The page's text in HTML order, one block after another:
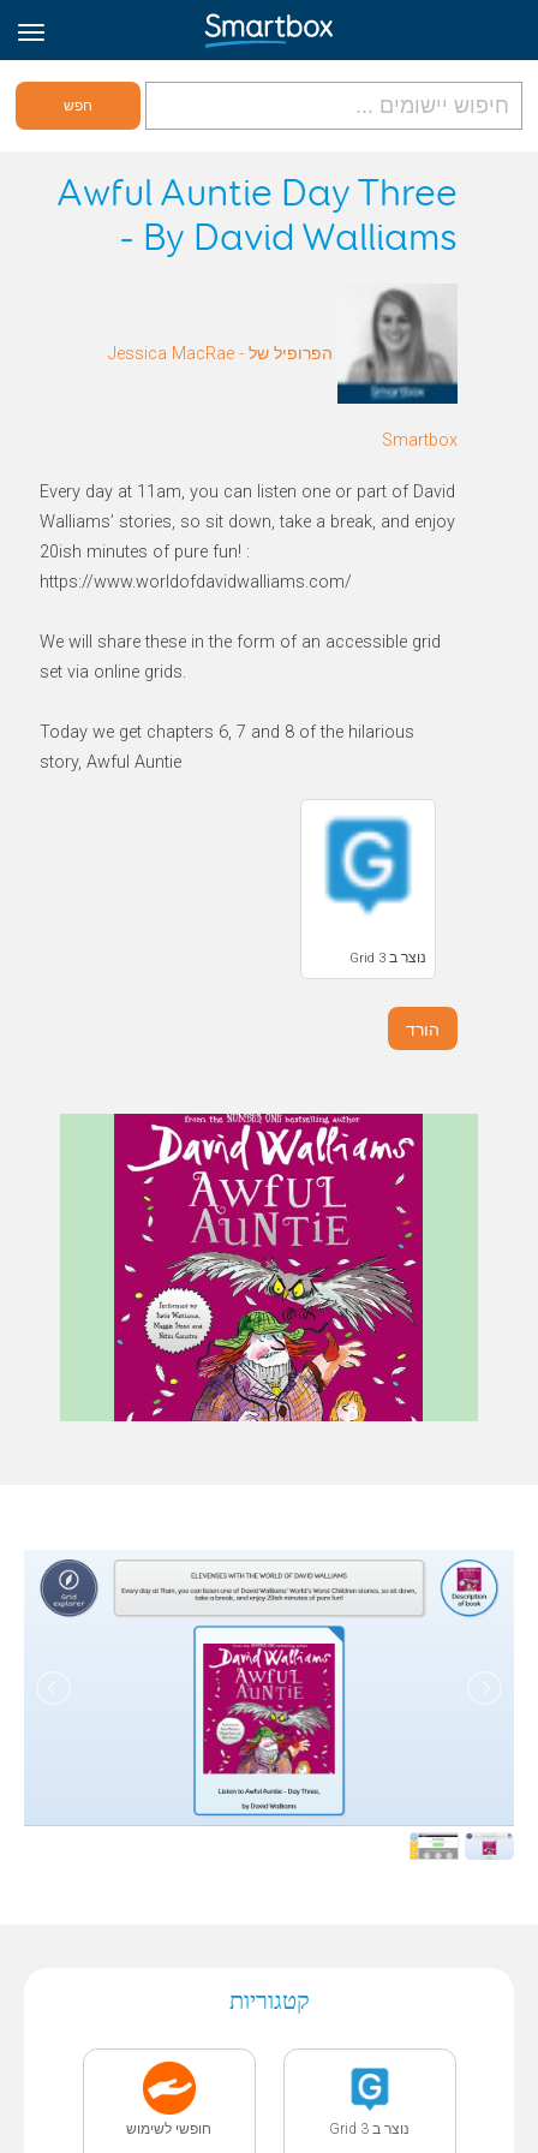
גריד אונליין
היכנס
Awful Auntie Day Three
- By David Walliams
הפרופיל של Jessica MacRae -
Smartbox
Every day at 11am, you can listen one or part of David
Walliams’ stories, so sit down, take a break, and enjoy
20ish minutes of pure fun! :
https://www.worldofdavidwalliams.com/
We will share these in the form of an accessible grid
set via online grids.
Today we get chapters 6, 7 and 8 of the hilarious
story, Awful Auntie
נוצר ב Grid 3
הורד
קטגוריות
נוצר ב Grid 3 חופשי לשימוש